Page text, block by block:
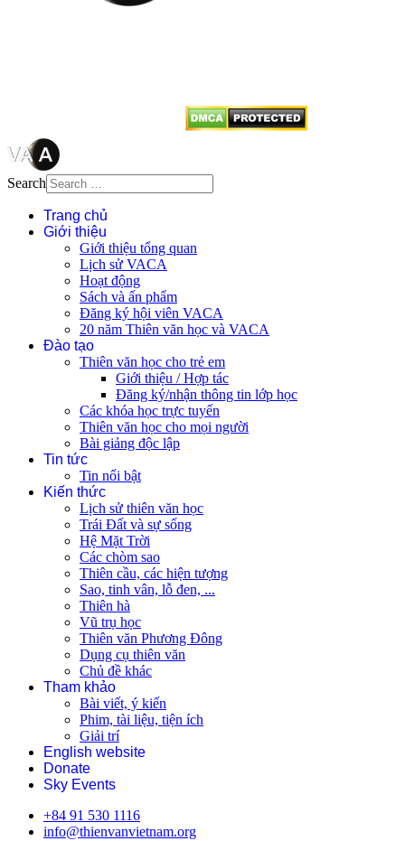
Search
Trang chủ
Giới thiệu
Giới thiệu tổng quan
Lịch sử VACA
Hoạt động
Sách và ấn phẩm
Đăng ký hội viên VACA
20 năm Thiên văn học và VACA
Đào tạo
Thiên văn học cho trẻ em
Giới thiệu / Hợp tác
Đăng ký/nhận thông tin lớp học
Các khóa học trực tuyến
Thiên văn học cho mọi người
Bài giảng độc lập
Tin tức
Tin nổi bật
Kiến thức
Lịch sử thiên văn học
Trái Đất và sự sống
Hệ Mặt Trời
Các chòm sao
Thiên cầu, các hiện tượng
Sao, tinh vân, lỗ đen, ...
Thiên hà
Vũ trụ học
Thiên văn Phương Đông
Dụng cụ thiên văn
Chủ đề khác
Tham khảo
Bài viết, ý kiến
Phim, tài liệu, tiện ích
Giải trí
English website
Donate
Sky Events
+84 91 530 1116
info@thienvanvietnam.org